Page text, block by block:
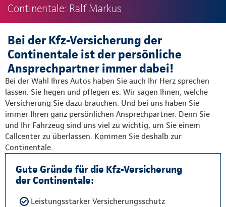
Continentale: Ralf Markus
Bei der Kfz-Versicherung der
Continentale ist der persönliche
Ansprechpartner immer dabei!
Bei der Wahl Ihres Autos haben Sie auch Ihr Herz sprechen
lassen. Sie hegen und pflegen es. Wir sagen Ihnen, welche
Versicherung Sie dazu brauchen. Und bei uns haben Sie
immer Ihren ganz persönlichen Ansprechpartner. Denn Sie
und Ihr Fahrzeug sind uns viel zu wichtig, um Sie einem
Callcenter zu überlassen. Kommen Sie deshalb zur
Continentale.
Gute Gründe für die Kfz-Versicherung
der Continentale:
Leistungsstarker Versicherungsschutz